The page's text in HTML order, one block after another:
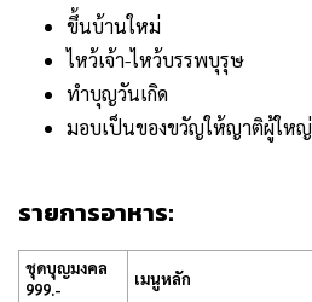
ขึ้นบ้านใหม่
ไหว้เจ้า-ไหว้บรรพบุรุษ
ทำบุญวันเกิด
มอบเป็นของขวัญให้ญาติผู้ใหญ่
รายการอาหาร:
ชุดบุญมงคล
999.-
เมนูหลัก